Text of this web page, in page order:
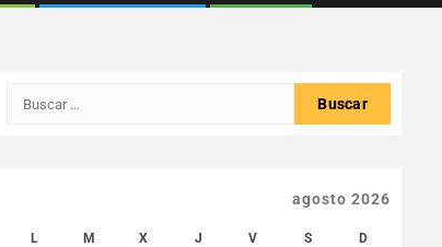
Buscar:
agosto 2026
L M X J V S D